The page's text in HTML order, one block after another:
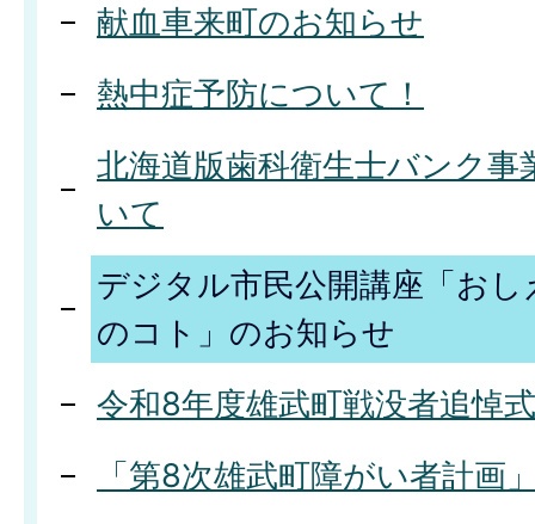
献血車来町のお知らせ
熱中症予防について！
北海道版歯科衛生士バンク事
いて
デジタル市民公開講座「お
のコト」のお知らせ
令和8年度雄武町戦没者追悼
「第8次雄武町障がい者計画